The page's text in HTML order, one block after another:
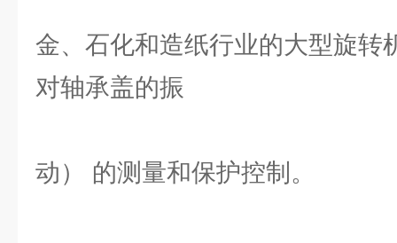
金、石化和造纸行业的大型旋转
对轴承盖的振
动） 的测量和保护控制。